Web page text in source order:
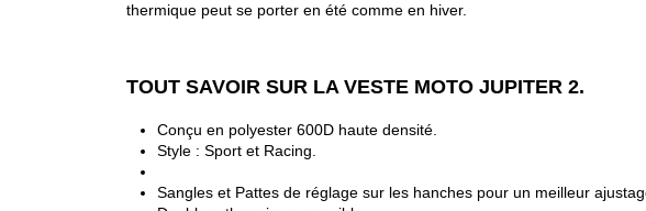
thermique peut se porter en été comme en hiver.
TOUT SAVOIR SUR LA VESTE MOTO JUPITER 2.
Conçu en polyester 600D haute densité.
Style : Sport et Racing.
Sangles et Pattes de réglage sur les hanches pour un meilleur